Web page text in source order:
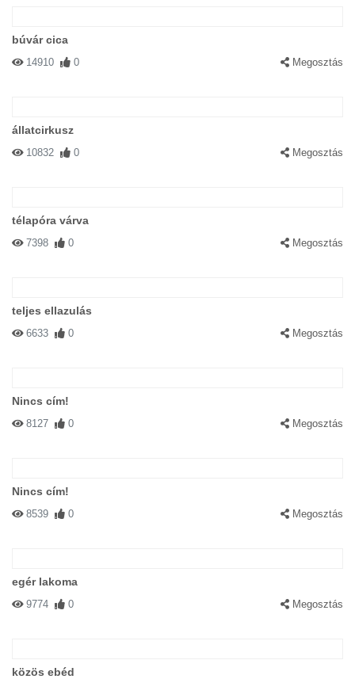
búvár cica
14910 0 Megosztás
állatcirkusz
10832 0 Megosztás
télapóra várva
7398 0 Megosztás
teljes ellazulás
6633 0 Megosztás
Nincs cím!
8127 0 Megosztás
Nincs cím!
8539 0 Megosztás
egér lakoma
9774 0 Megosztás
közös ebéd